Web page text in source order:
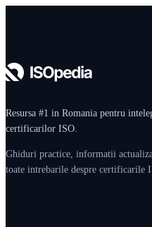
Resursa #1 in Romania pentru
certificarilor ISO.
Ghiduri practice, informatii
toate intrebarile despre certificarile